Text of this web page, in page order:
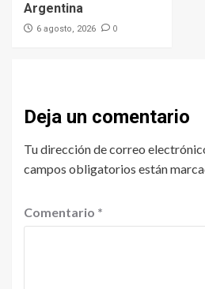
Argentina
6 agosto, 2026 0
Deja un comentario
Tu dirección de correo
campos obligatorios están
Comentario *